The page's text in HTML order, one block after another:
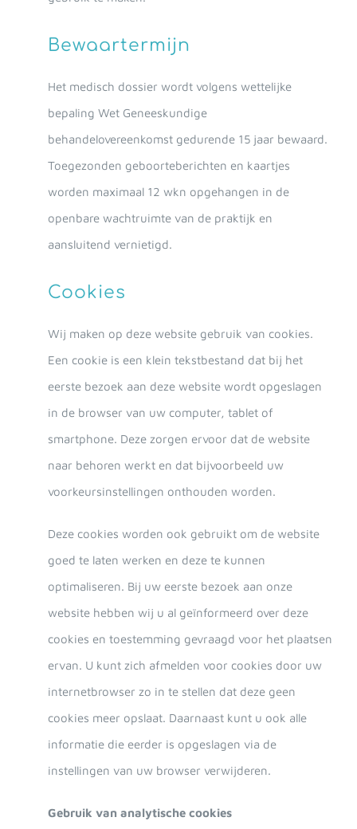
Bewaartermijn
Het medisch dossier wordt volgens wettelijke
bepaling Wet Geneeskundige
behandelovereenkomst gedurende 15 jaar bewaard.
Toegezonden geboorteberichten en kaartjes
worden maximaal 12 wkn opgehangen in de
openbare wachtruimte van de praktijk en
aansluitend vernietigd.
Cookies
Wij maken op deze website gebruik van cookies.
Een cookie is een klein tekstbestand dat bij het
eerste bezoek aan deze website wordt opgeslagen
in de browser van uw computer, tablet of
smartphone. Deze zorgen ervoor dat de website
naar behoren werkt en dat bijvoorbeeld uw
voorkeursinstellingen onthouden worden.
Deze cookies worden ook gebruikt om de website
goed te laten werken en deze te kunnen
optimaliseren. Bij uw eerste bezoek aan onze
website hebben wij u al geïnformeerd over deze
cookies en toestemming gevraagd voor het plaatsen
ervan. U kunt zich afmelden voor cookies door uw
internetbrowser zo in te stellen dat deze geen
cookies meer opslaat. Daarnaast kunt u ook alle
informatie die eerder is opgeslagen via de
instellingen van uw browser verwijderen.
Gebruik van analytische cookies